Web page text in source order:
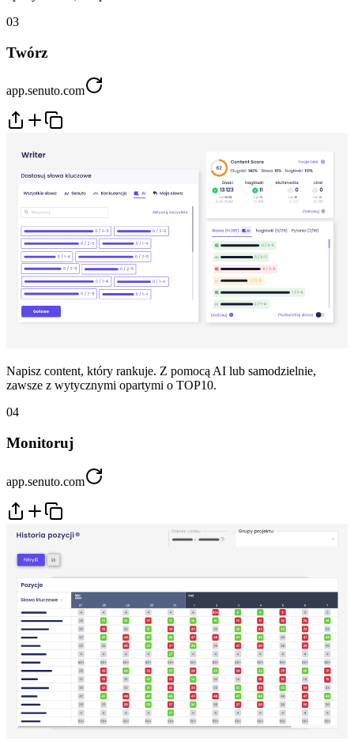
03
Twórz
app.senuto.com
Napisz content, który rankuje. Z pomocą AI lub samodzielnie,
zawsze z wytycznymi opartymi o TOP10.
04
Monitoruj
app.senuto.com